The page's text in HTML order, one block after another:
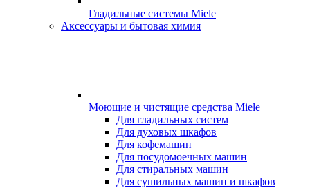
Гладильные системы Miele
Аксессуары и бытовая химия
Моющие и чистящие средства Miele
Для гладильных систем
Для духовых шкафов
Для кофемашин
Для посудомоечных машин
Для стиральных машин
Для сушильных машин и шкафов